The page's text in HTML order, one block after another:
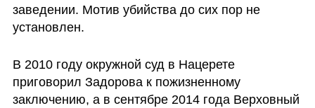
заведении. Мотив убийства до сих пор не
установлен.
В 2010 году окружной суд в Нацерете
приговорил Задорова к пожизненному
заключению, а в сентябре 2014 года Верховный